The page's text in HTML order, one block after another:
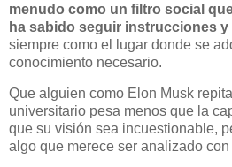
menudo como un filtro social
ha sabido seguir instrucciones
siempre como el lugar donde se
conocimiento necesario.
Que alguien como Elon Musk
universitario pesa menos que la
que su visión sea incuestionable,
algo que merece ser analizado con